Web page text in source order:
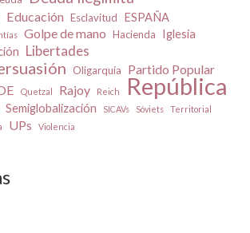
Educación Esclavitud
ESPAÑA
Golpe de mano Hacienda
Iglesia
Libertades
Oligarquía Partido Popular
Quetzal Rajoy Reich República
Semiglobalización SICAVs Sóviets Territorial
UPs Violencia